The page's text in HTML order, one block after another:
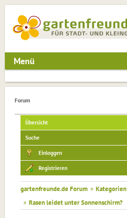
Menü
Forum
Übersicht
Suche
Einloggen
Registrieren
gartenfreunde.de Forum » Kategorien
» Rasen leidet unter Sonnenschirm?